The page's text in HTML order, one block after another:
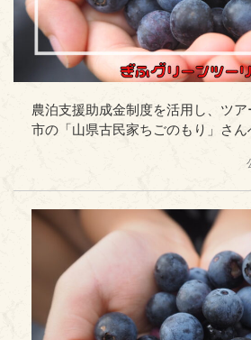
農泊支援助成金制度を活用し、ツ
市の「山県古民家ちごのもり」さん